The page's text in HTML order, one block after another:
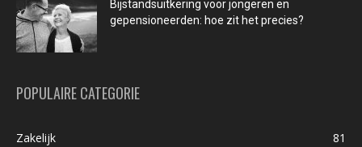
Bijstandsuitkering voor jongeren en
gepensioneerden: hoe zit het precies?
POPULAIRE CATEGORIE
Zakelijk
81